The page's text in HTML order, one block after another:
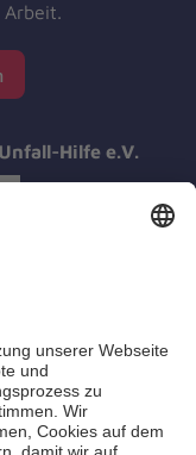
Arbeit.
Hilfe e.V.